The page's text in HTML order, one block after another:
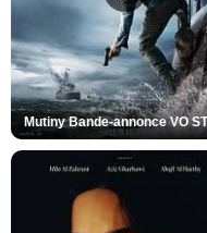
Mutiny Bande-annonce VO